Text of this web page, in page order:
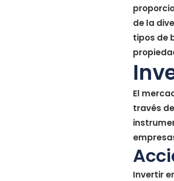
de la
tipos de
El
través
Invertir